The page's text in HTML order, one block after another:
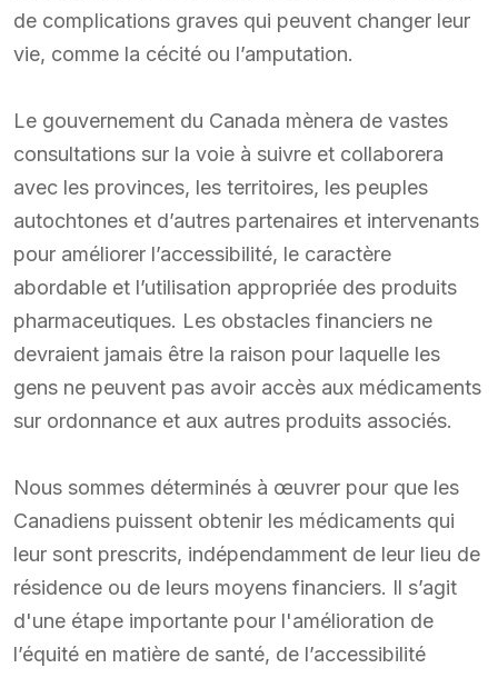
de complications graves qui peuvent changer leur
vie, comme la cécité ou l’amputation.
Le gouvernement du Canada mènera de vastes
consultations sur la voie à suivre et collaborera
avec les provinces, les territoires, les peuples
autochtones et d’autres partenaires et intervenants
pour améliorer l’accessibilité, le caractère
abordable et l’utilisation appropriée des produits
pharmaceutiques. Les obstacles financiers ne
devraient jamais être la raison pour laquelle les
gens ne peuvent pas avoir accès aux médicaments
sur ordonnance et aux autres produits associés.
Nous sommes déterminés à œuvrer pour que les
Canadiens puissent obtenir les médicaments qui
leur sont prescrits, indépendamment de leur lieu de
résidence ou de leurs moyens financiers. Il s’agit
d'une étape importante pour l'amélioration de
l’équité en matière de santé, de l’accessibilité